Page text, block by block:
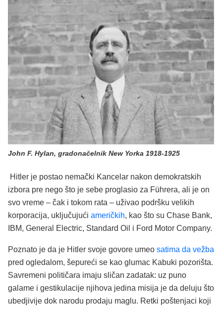
John F. Hylan, gradonačelnik New Yorka 1918-1925
Hitler je postao nemački Kancelar nakon demokratskih
izbora pre nego što je sebe proglasio za Führera, ali je on
svo vreme – čak i tokom rata – uživao podršku velikih
korporacija, uključujući američkih, kao što su Chase Bank,
IBM, General Electric, Standard Oil i Ford Motor Company.
Poznato je da je Hitler svoje govore umeo satima da vežba
pred ogledalom, šepureći se kao glumac Kabuki pozorišta.
Savremeni političara imaju sličan zadatak: uz puno
galame i gestikulacije njihova jedina misija je da deluju što
ubedjivije dok narodu prodaju maglu. Retki poštenjaci koji